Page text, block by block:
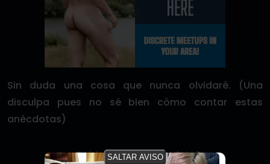
Sin duda una cosa que nunca olvidaré. (Una
disculpa pues no sé bien cómo contar estas
anécdotas)
¿Qué te pareció este relato?
SALTAR AVISO